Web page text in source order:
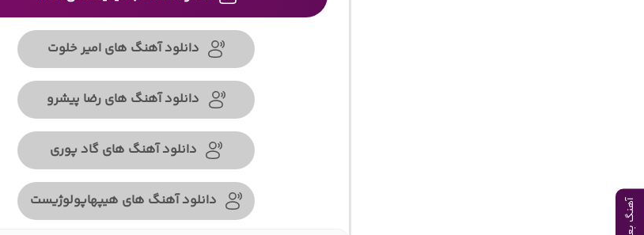
آهنگ بعدی
دانلود آهنگ های امیر خلوت
دانلود آهنگ های رضا پیشرو
دانلود آهنگ های گاد پوری
دانلود آهنگ های هیپهاپولوژیست